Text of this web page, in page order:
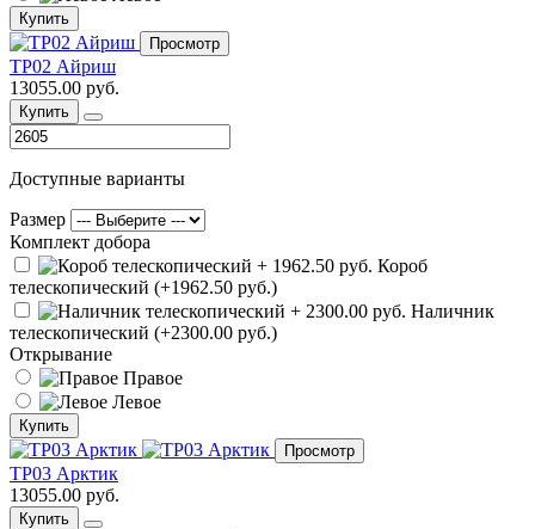
Купить
Просмотр
ТР02 Айриш
13055.00 руб.
Купить
Доступные варианты
Размер
Комплект добора
Короб
телескопический (+1962.50 руб.)
Наличник
телескопический (+2300.00 руб.)
Открывание
Правое
Левое
Купить
Просмотр
ТР03 Арктик
13055.00 руб.
Купить